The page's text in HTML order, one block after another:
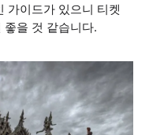
가이드가 있으니 티켓
을 것 같습니다.